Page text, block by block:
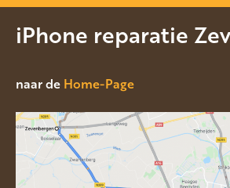
iPhone reparatie
naar de Home-Page